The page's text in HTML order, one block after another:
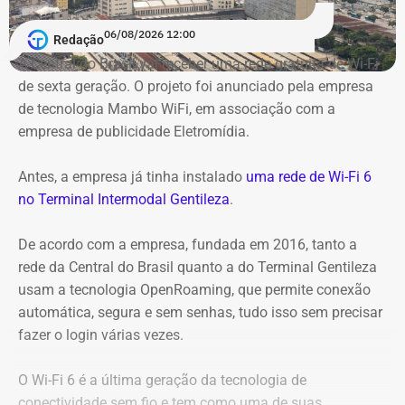
Captura de tela da publicação de André Janones, utilizado como prova na
representação de Alana Passos — Foto: Reprodução
Na representação, Alana Passos argumenta que, por se
Redação06/08/2026 12:00
A Central do Brasil vai receber uma rede gratuita de Wi-Fi
de sexta geração. O projeto foi anunciado pela empresa
de tecnologia Mambo WiFi, em associação com a
empresa de publicidade Eletromídia.
Antes, a empresa já tinha instalado uma rede de Wi-Fi 6
no Terminal Intermodal Gentileza.
De acordo com a empresa, fundada em 2016, tanto a
rede da Central do Brasil quanto a do Terminal Gentileza
usam a tecnologia OpenRoaming, que permite conexão
automática, segura e sem senhas, tudo isso sem precisar
fazer o login várias vezes.
O Wi-Fi 6 é a última geração da tecnologia de